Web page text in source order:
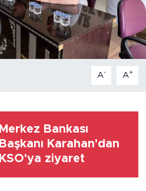
A- A+
Merkez Bankası
Başkanı Karahan'dan
KSO'ya ziyaret